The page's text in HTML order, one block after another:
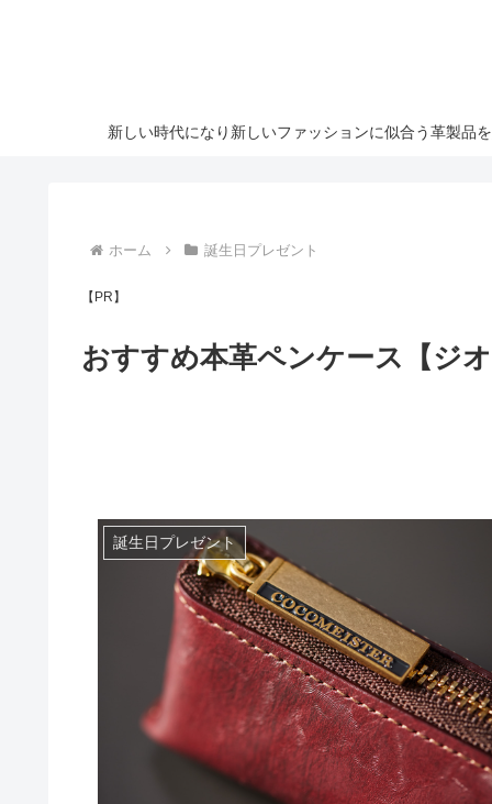
新しい時代になり新しいファッションに似合う革製品
ホーム 誕生日プレゼント
【PR】
おすすめ本革ペンケース【ジ
誕生日プレゼント